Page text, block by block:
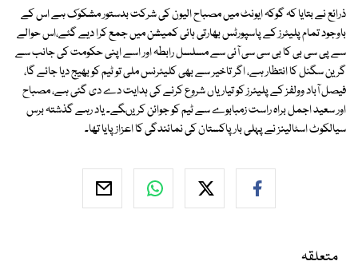
ذرائع نے بتایا کہ گوکہ ایونٹ میں مصباح الیون کی شرکت بدستور مشکوک ہے اس کے
باوجود تمام پلیئرز کے پاسپورٹس بھارتی ہائی کمیشن میں جمع کرا دیے گئے،اس حوالے
سے پی سی بی کا بی سی سی آئی سے مسلسل رابطہ اور اسے اپنی حکومت کی جانب سے
گرین سگنل کا انتظار ہے، اگر تاخیر سے بھی کلیئرنس ملی تو ٹیم کو بھیج دیا جائے گا،
فیصل آباد وولفز کے پلیئرز کو تیاریاں شروع کرنے کی ہدایت دے دی گئی ہے، مصباح
اور سعید اجمل براہ راست زمبابوے سے ٹیم کو جوائن کریںگے۔ یاد رہے گذشتہ برس
سیالکوٹ اسٹالینز نے پہلی بار پاکستان کی نمائندگی کا اعزاز پایا تھا۔
متعلقہ